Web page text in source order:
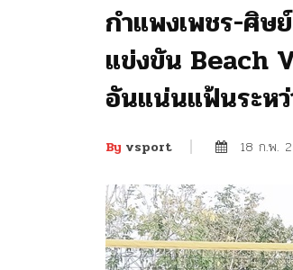
กำแพงเพชร-ศิษ
แข่งขัน Beach
อันแน่นแฟ้นระห
By vsport 18 ก.พ.